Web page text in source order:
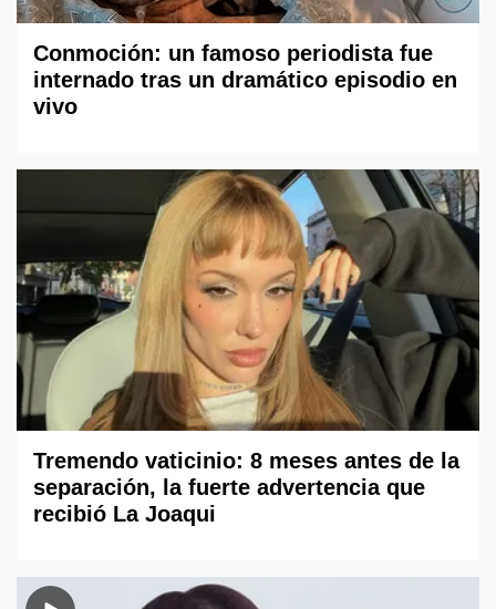
Conmoción: un famoso periodista fue
internado tras un dramático episodio en
vivo
Tremendo vaticinio: 8 meses antes de la
separación, la fuerte advertencia que
recibió La Joaqui